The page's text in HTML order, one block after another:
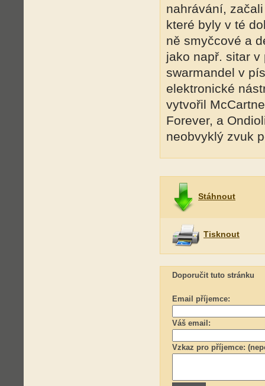
nahrávání,
které byly v té
ně smyčcové a
jako např. sitar v
swarmandel v
elektronické
vytvořil
Forever, a
neobvyklý zvuk
Stáhnout
Tisknout
Doporučit tuto stránku
Email příjemce:
Váš email:
Vzkaz pro příjemce: